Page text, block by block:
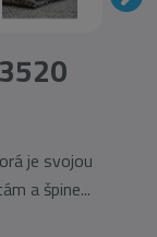
je svojou
a špine...